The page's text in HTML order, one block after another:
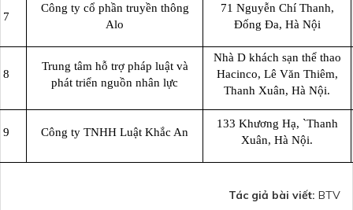
7
Công ty cổ phần truyền thông
Alo
71 Nguyễn Chí Thanh,
Đống Đa, Hà Nội
8
Trung tâm hỗ trợ pháp luật và
phát triển nguồn nhân lực
Nhà D khách sạn thể thao
Hacinco, Lê Văn Thiêm,
Thanh Xuân, Hà Nội.
9 Công ty TNHH Luật Khắc An
133 Khương Hạ, `Thanh
Xuân, Hà Nội.
Tác giả bài viết: BTV